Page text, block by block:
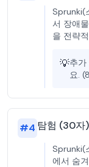
Sprunki(
서 장애
을 전략
💡추
요.
#4 탐험 (30자)
Sprunki(
에서 숨